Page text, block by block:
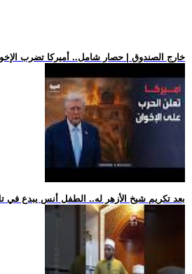
.. خارج الصندوق | حصار شامل.. أميركا تضرب
.. بعد تكريم شيخ الأزهر له.. الطفل أنس يبدع في